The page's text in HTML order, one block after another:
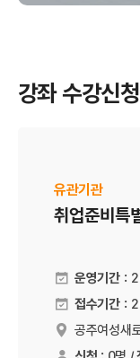
강좌 수강신청
유관기관
취업준비특
운영기간 :
접수기간 :
장소
공주여성새